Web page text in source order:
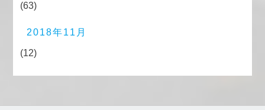
(63)
2018年11月
(12)